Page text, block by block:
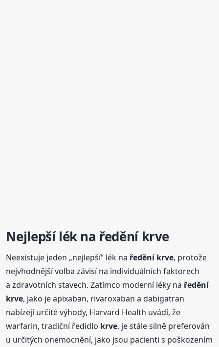
Nejlepší lék na ředění krve
Neexistuje jeden „nejlepší“ lék naředění krve, protože
nejvhodnější volba závisí na individuálních faktorech
a zdravotních stavech. Zatímco moderní léky naředění
krve, jako je apixaban, rivaroxaban a dabigatran
nabízejí určité výhody, Harvard Health uvádí, že
warfarin, tradiční ředidlo krve, je stále silně preferován
u určitých onemocnění, jako jsou pacienti s poškozením